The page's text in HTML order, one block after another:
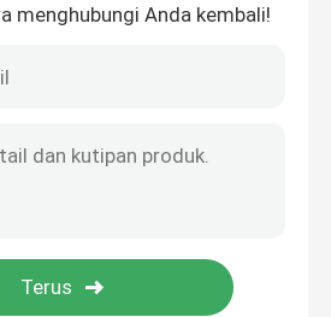
menghubungi Anda kembali!